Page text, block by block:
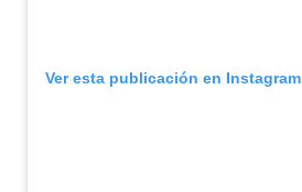
Ver esta publicación en Instagram